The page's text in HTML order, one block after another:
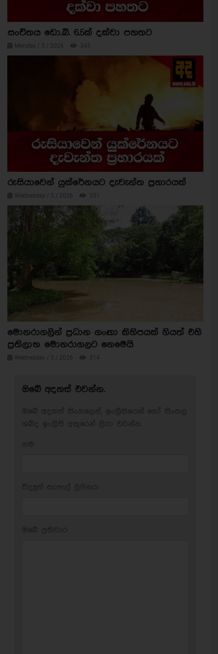
සංචිතය ඩො.බි. 6.5ක් දක්වා පහතට
Monday / 3 / 2026 345
රුසියාවෙන් යුක්රේනයට දැවැන්ත ප්‍රහාරයක්
Wednesday / 5 / 2026 331
මොනරාගලින් ප්‍රධාන ගංඟා කිහිපයක් ගියත් එහි
ප්‍රතිලාභ මොනරාගලට නෙමෙයි
Wednesday / 5 / 2026 314
ඔබේ අදහස් එවන්න.